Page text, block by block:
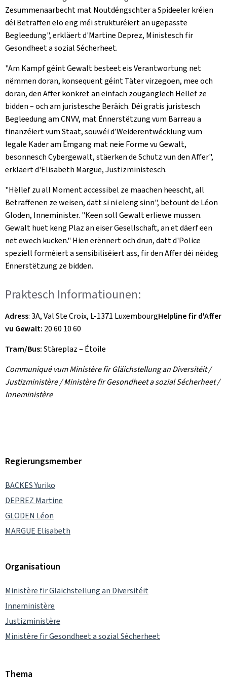
Zesummenaarbecht mat Noutdéngschter a Spideeler kréien
déi Betraffen elo eng méi strukturéiert an ugepasste
Begleedung", erkläert d'Martine Deprez, Ministesch fir
Gesondheet a sozial Sécherheet.
"Am Kampf géint Gewalt besteet eis Verantwortung net
nëmmen doran, konsequent géint Täter virzegoen, mee och
doran, den Affer konkret an einfach zougänglech Hëllef ze
bidden – och am juristesche Beräich. Déi gratis juristesch
Begleedung am CNVV, mat Ënnerstëtzung vum Barreau a
finanzéiert vum Staat, souwéi d’Weiderentwécklung vum
legale Kader am Ëmgang mat neie Forme vu Gewalt,
besonnesch Cybergewalt, stäerken de Schutz vun den Affer",
erkläert d'Elisabeth Margue, Justizministesch.
"Hëllef zu all Moment accessibel ze maachen heescht, all
Betraffenen ze weisen, datt si ni eleng sinn", betount de Léon
Gloden, Inneminister. "Keen soll Gewalt erliewe mussen.
Gewalt huet keng Plaz an eiser Gesellschaft, an et däerf een
net ewech kucken." Hien erënnert och drun, datt d'Police
speziell forméiert a sensibiliséiert ass, fir den Affer déi néideg
Ënnerstëtzung ze bidden.
Praktesch Informatiounen:
Adress: 3A, Val Ste Croix, L-1371 LuxembourgHelpline fir d'Affer
vu Gewalt: 20 60 10 60
Tram/Bus:Stäreplaz – Étoile
Communiqué vum Ministère fir Gläichstellung an Diversitéit /
Justizministère / Ministère fir Gesondheet a sozial Sécherheet /
Inneministère
Regierungsmember
BACKES Yuriko
DEPREZ Martine
GLODEN Léon
MARGUE Elisabeth
Organisatioun
Ministère fir Gläichstellung an Diversitéit
Inneministère
Justizministère
Ministère fir Gesondheet a sozial Sécherheet
Thema